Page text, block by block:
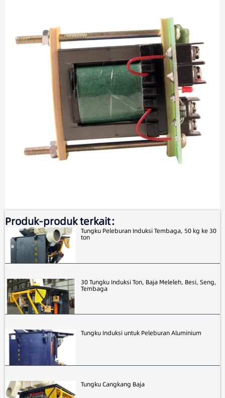
Produk-produk terkait：
Tungku Peleburan Induksi Tembaga, 50 kg ke 30
ton
30 Tungku Induksi Ton, Baja Meleleh, Besi, Seng,
Tembaga
Tungku Induksi untuk Peleburan Aluminium
Tungku Cangkang Baja